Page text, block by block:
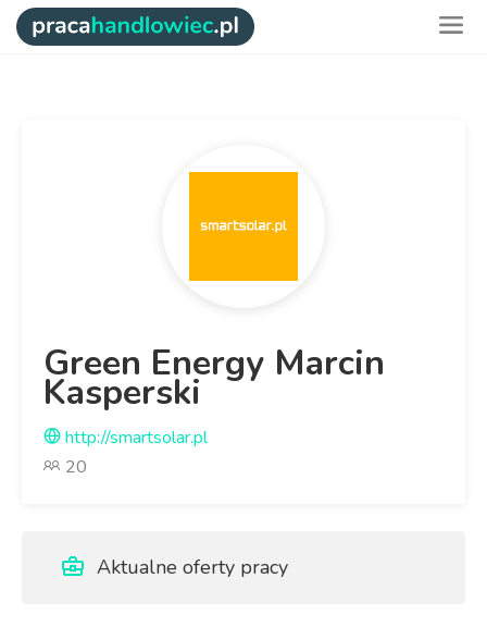
Green Energy Marcin
Kasperski
http://smartsolar.pl
20
Aktualne oferty pracy